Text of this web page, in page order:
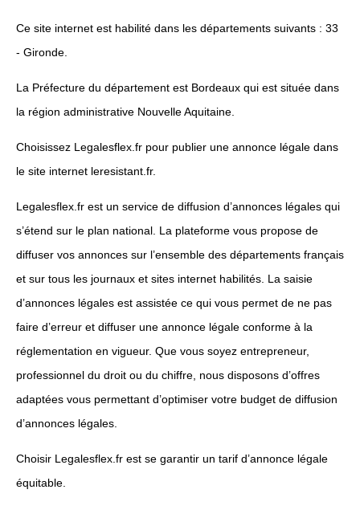
Ce site internet est habilité dans les départements suivants : 33
- Gironde.
La Préfecture du département est Bordeaux qui est située dans
la région administrative Nouvelle Aquitaine.
Choisissez Legalesflex.fr pour publier une annonce légale dans
le site internet leresistant.fr.
Legalesflex.fr est un service de diffusion d’annonces légales qui
s’étend sur le plan national. La plateforme vous propose de
diffuser vos annonces sur l’ensemble des départements français
et sur tous les journaux et sites internet habilités. La saisie
d’annonces légales est assistée ce qui vous permet de ne pas
faire d’erreur et diffuser une annonce légale conforme à la
réglementation en vigueur. Que vous soyez entrepreneur,
professionnel du droit ou du chiffre, nous disposons d’offres
adaptées vous permettant d’optimiser votre budget de diffusion
d’annonces légales.
Choisir Legalesflex.fr est se garantir un tarif d’annonce légale
équitable.